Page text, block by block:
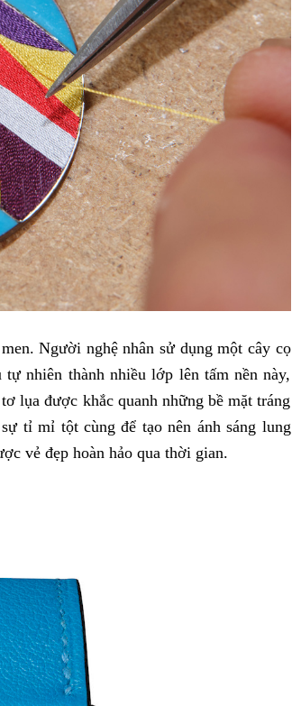
Người nghệ nhân sử dụng một cây cọ
nhiên thành nhiều lớp lên tấm nền này,
lụa được khắc quanh những bề mặt tráng
tỉ mỉ tột cùng để tạo nên ánh sáng lung
vẻ đẹp hoàn hảo qua thời gian.